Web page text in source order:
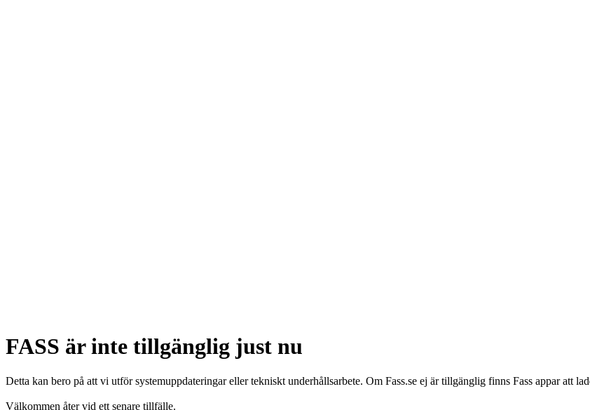
FASS är inte tillgänglig just nu
Detta kan bero på att vi utför systemuppdateringar eller tekniskt underhållsarbete. Om Fass.se ej är tillgänglig finns Fass appar att
Välkommen åter vid ett senare tillfälle.